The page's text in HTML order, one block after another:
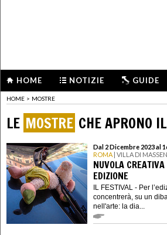
HOME NOTIZIE GUIDE
HOME > MOSTRE
LE MOSTRE CHE APRONO
Dal 2 Dicembre 2023 al
ROMA | VILLA DI
NUVOLA
EDIZIONE
IL FESTIVAL - Per
concentrerà, su un
nell'arte: la dia...